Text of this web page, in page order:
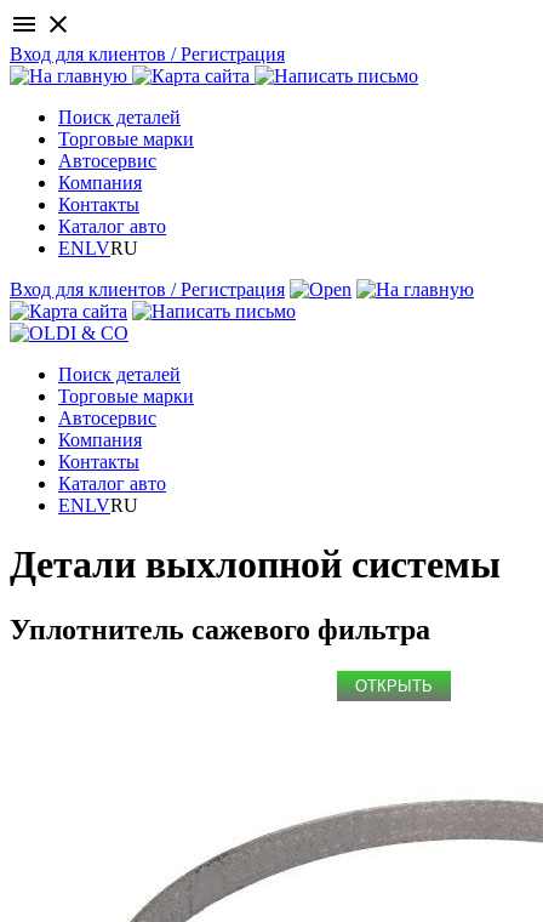
menu close
Вход для клиентов / Регистрация
Поиск деталей
Торговые марки
Автосервис
Компания
Контакты
Каталог авто
ENLVRU
Вход для клиентов / Регистрация
Поиск деталей
Торговые марки
Автосервис
Компания
Контакты
Каталог авто
ENLVRU
Детали выхлопной системы
Уплотнитель сажевого фильтра
ОТКРЫТЬ